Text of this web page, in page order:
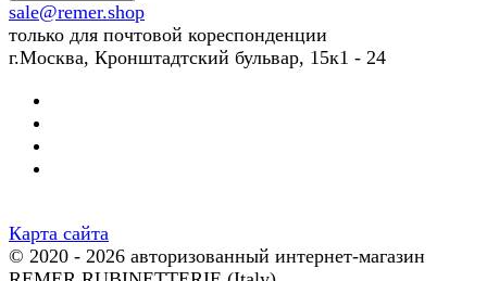
sale@remer.shop
только для почтовой кореспонденции
г.Москва, Кронштадтский бульвар, 15к1 - 24
Карта сайта
© 2020 - 2026 авторизованный интернет-магазин